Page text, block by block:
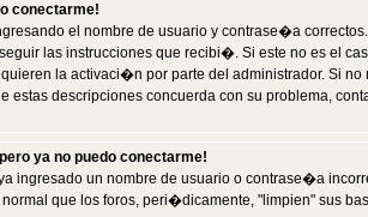
conectarme!
el nombre de usuario y contrase�a
las instrucciones que recibi�. Si este no es el
la activaci�n por parte del administrador. Si
estas descripciones concuerda con su problema,
ya no puedo conectarme!
ingresado un nombre de usuario o contrase�a
que los foros, peri�dicamente, "limpien" sus